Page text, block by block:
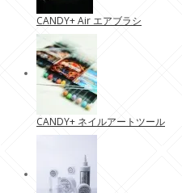
CANDY+ Air エアブラシ
CANDY+ ネイルアートツール